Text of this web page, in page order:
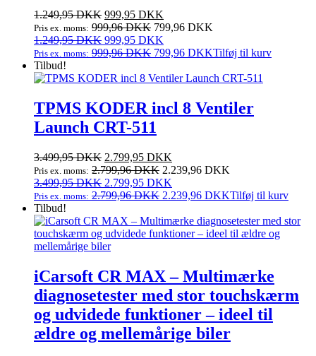
1.249,95DKK Den
oprindelige
pris
var:
999,95 DKK
aktuelle
er:
Pris ex. moms: 999,96DKK 799,96 DKK
1.249,95DKK Den
oprindelige
var:
999,95 DKK
aktuelle
er:
Pris ex. moms: 999,96DKK 799,96 DKKTilføj til kurv
Tilbud!
TPMS KODER incl 8 Ventiler
Launch CRT-511
3.499,95DKK Den
oprindelige
pris
var:
2.799,95 DKK
aktuelle
er:
Pris ex. moms: 2.799,96DKK 2.239,96 DKK
3.499,95DKK Den
oprindelige
var:
3.499,95 DKK.
2.799,95 DKK
aktuelle
er:
2.799,95 DKK.
Pris ex. moms: 2.799,96DKK 2.239,96 DKKTilføj til kurv
Tilbud!
iCarsoft CR MAX – Multimærke
diagnosetester med stor touchskærm
og udvidede funktioner – ideel til
ældre og mellemårige biler